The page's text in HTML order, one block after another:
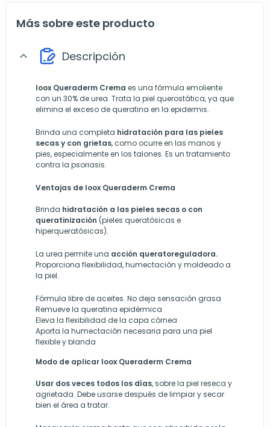
Más sobre este producto
expand_more Descripción
Ioox Queraderm Crema es una fórmula emoliente
con un 30% de urea. Trata la piel querostática, ya que
elimina el exceso de queratina en la epidermis.
Brinda una completa hidratación para las pieles
secas y con grietas, como ocurre en las manos y
pies, especialmente en los talones. Es un tratamiento
contra la psoriasis.
Ventajas de Ioox Queraderm Crema
Brinda hidratación a las pieles secas o con
queratinización (pieles queratósicas e
hiperqueratósicas).
La urea permite una acción queratoreguladora.
Proporciona flexibilidad, humectación y moldeado a
la piel.
Fórmula libre de aceites. No deja sensación grasa
Remueve la queratina epidérmica
Eleva la flexibilidad de la capa córnea
Aporta la humectación necesaria para una piel
flexible y blanda
Modo de aplicar Ioox Queraderm Crema
Usar dos veces todos los días, sobre la piel reseca y
agrietada. Debe usarse después de limpiar y secar
bien el área a tratar.